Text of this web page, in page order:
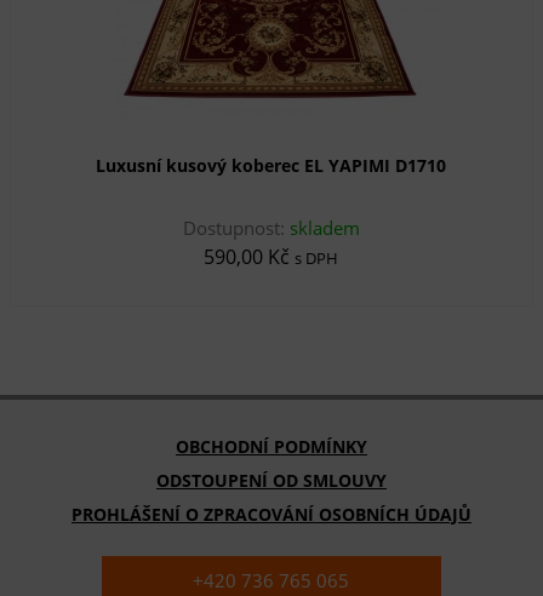
Luxusní kusový koberec EL YAPIMI D1710
Dostupnost: skladem
590,00 Kč s DPH
OBCHODNÍ PODMÍNKY
ODSTOUPENÍ OD SMLOUVY
PROHLÁŠENÍ O ZPRACOVÁNÍ OSOBNÍCH ÚDAJŮ
+420 736 765 065